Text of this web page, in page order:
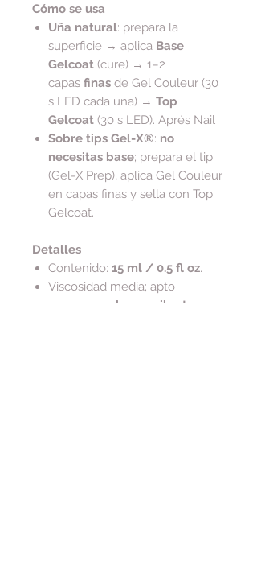
Cómo se usa
Uña natural: prepara la
superficie → aplica Base
Gelcoat (cure) → 1–2
capas finas de Gel Couleur (30
s LED cada una) → Top
Gelcoat (30 s LED). Aprés Nail
Sobre tips Gel-X®: no
necesitas base; prepara el tip
(Gel-X Prep), aplica Gel Couleur
en capas finas y sella con Top
Gelcoat.
Detalles
Contenido: 15 ml / 0.5 fl oz.
Viscosidad media; apto
para one-color o nail art